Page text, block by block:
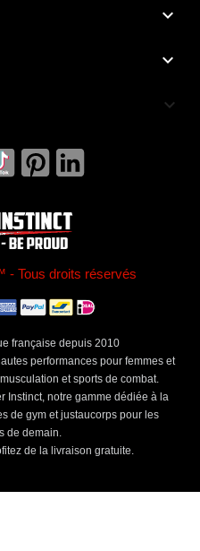


keyboard_arrow_down
- Tous droits réservés
française depuis 2010
performances pour femmes et
et sports de combat.
Instinct, notre gamme dédiée à la
de gym et justaucorps pour les
de demain.
de la livraison gratuite.